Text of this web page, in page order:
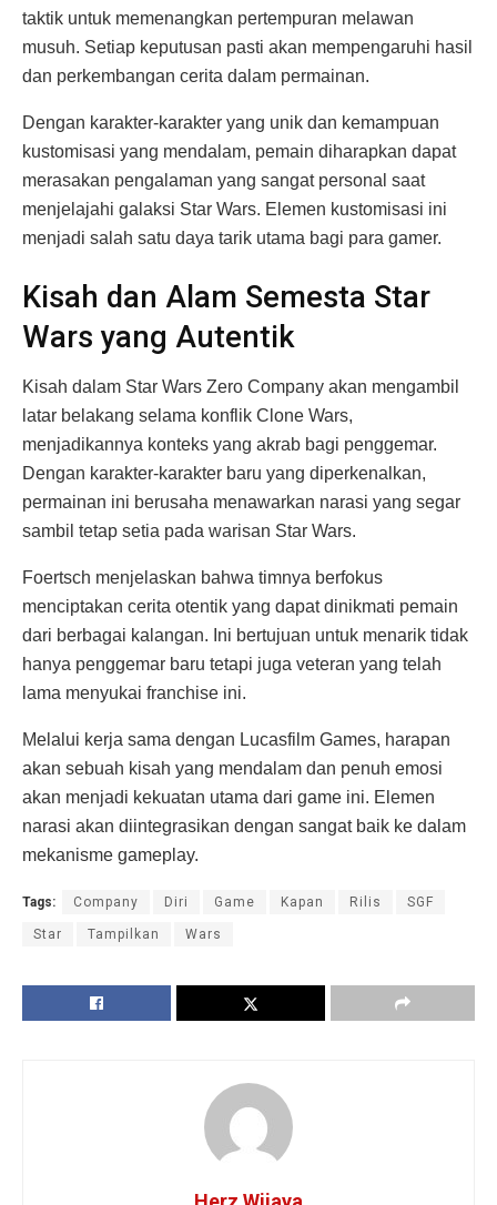
taktik untuk memenangkan pertempuran melawan
musuh. Setiap keputusan pasti akan mempengaruhi hasil
dan perkembangan cerita dalam permainan.
Dengan karakter-karakter yang unik dan kemampuan
kustomisasi yang mendalam, pemain diharapkan dapat
merasakan pengalaman yang sangat personal saat
menjelajahi galaksi Star Wars. Elemen kustomisasi ini
menjadi salah satu daya tarik utama bagi para gamer.
Kisah dan Alam Semesta Star
Wars yang Autentik
Kisah dalam Star Wars Zero Company akan mengambil
latar belakang selama konflik Clone Wars,
menjadikannya konteks yang akrab bagi penggemar.
Dengan karakter-karakter baru yang diperkenalkan,
permainan ini berusaha menawarkan narasi yang segar
sambil tetap setia pada warisan Star Wars.
Foertsch menjelaskan bahwa timnya berfokus
menciptakan cerita otentik yang dapat dinikmati pemain
dari berbagai kalangan. Ini bertujuan untuk menarik tidak
hanya penggemar baru tetapi juga veteran yang telah
lama menyukai franchise ini.
Melalui kerja sama dengan Lucasfilm Games, harapan
akan sebuah kisah yang mendalam dan penuh emosi
akan menjadi kekuatan utama dari game ini. Elemen
narasi akan diintegrasikan dengan sangat baik ke dalam
mekanisme gameplay.
Tags: Company Diri Game Kapan Rilis SGF
Star Tampilkan Wars